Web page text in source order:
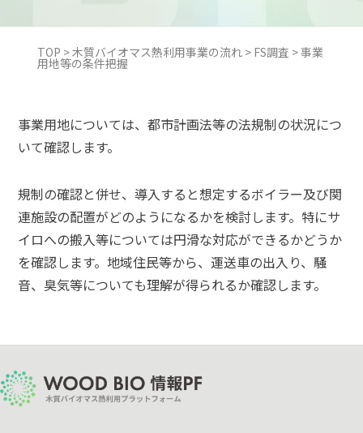
TOP >木質バイオマス熱利用事業の流れ > FS調査 >事業
用地等の条件把握
事業用地については、都市計画法等の法規制の状況につ
いて確認します。
規制の確認と併せ、導入すると想定するボイラー及び関
連施設の配置がどのようになるかを検討します。特にサ
イロへの搬入等については円滑な対応ができるかどうか
を確認します。地域住民等から、運送車の出入り、騒
音、臭気等についても理解が得られるか確認します。